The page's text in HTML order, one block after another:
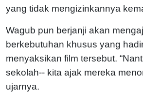
yang tidak mengizinkannya
Wagub pun berjanji akan
berkebutuhan khusus yang
menyaksikan film tersebut.
sekolah-- kita ajak mereka
ujarnya.